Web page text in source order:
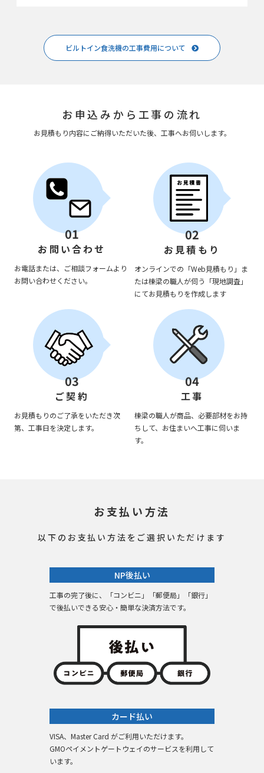
ビルトイン食洗機の工事費用について
お申込みから工事の流れ
お見積もり内容にご納得いただいた後、工事へお伺いします。
01
お問い合わせ
お電話または、ご相談フォームより
お問い合わせください。
02
お見積もり
オンラインでの「Web見積もり」ま
たは棟梁の職人が伺う「現地調査」
にてお見積もりを作成します
03
ご契約
お見積もりのご了承をいただき次
第、工事日を決定します。
04
工事
棟梁の職人が商品、必要部材をお持
ちして、お住まいへ工事に伺いま
す。
お支払い方法
以下のお支払い方法をご選択いただけます
NP後払い
工事の完了後に、「コンビニ」「郵便局」「銀行」
で後払いできる安心・簡単な決済方法です。
カード払い
VISA、Master Card がご利用いただけます。
GMOペイメントゲートウェイのサービスを利用して
います。